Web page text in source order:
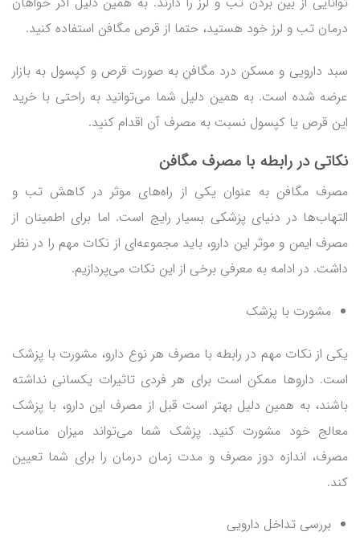
درمان تب و لرز خود هستید، حتما از قرص مگافن استفاده کنید.
سبد دارویی و مسکن درد مگافن به صورت قرص و کپسول به بازار
عرضه شده است. به همین دلیل شما می‌توانید به راحتی با خرید
این قرص یا کپسول نسبت به مصرف آن اقدام کنید.
نکاتی در رابطه با مصرف مگافن
مصرف مگافن به عنوان یکی از راه‌های موثر در کاهش تب و
التهاب‌ها در دنیای پزشکی بسیار رایج است. اما برای اطمینان از
مصرف ایمن و موثر این دارو، باید مجموعه‌ای از نکات مهم را در نظر
داشت. در ادامه به معرفی برخی از این نکات می‌پردازیم.
مشورت با پزشک
یکی از نکات مهم در رابطه با مصرف هر نوع دارو، مشورت با پزشک
است. داروها ممکن است برای هر فردی تاثیرات یکسانی نداشته
باشند، به همین دلیل بهتر است قبل از مصرف این دارو، با پزشک
معالج خود مشورت کنید. پزشک شما می‌تواند میزان مناسب
مصرف، اندازه دوز مصرف و مدت زمان درمان را برای شما تعیین
کند.
بررسی تداخل دارویی